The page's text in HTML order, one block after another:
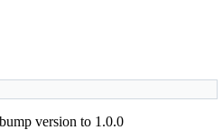
version to 1.0.0